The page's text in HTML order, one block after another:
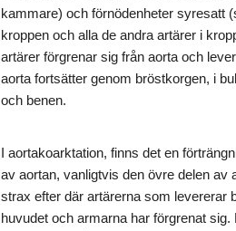
kammare) och förnödenheter syresatt
kroppen och alla de andra artärer i
artärer förgrenar sig från aorta och
aorta fortsätter genom bröstkorgen, i
och benen.
I aortakoarktation, finns det en
av aortan, vanligtvis den övre delen av
strax efter där artärerna som levererar
huvudet och armarna har förgrenat sig.